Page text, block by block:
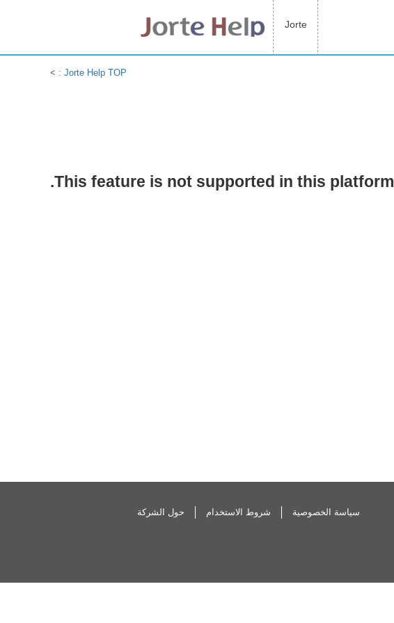
Jorte
Jorte Help TOP :
>
This feature is not supported in this platform.
حول الشركة شروط الاستخدام سياسة الخصوصية